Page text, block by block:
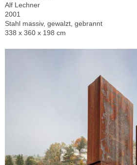
Alf Lechner
2001
Stahl massiv, gewalzt, gebrannt
338 x 360 x 198 cm